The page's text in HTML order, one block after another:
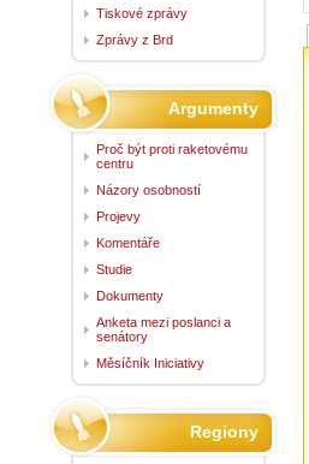
Tiskové zprávy
Zprávy z Brd
Argumenty
Proč být proti raketovému
centru
Názory osobností
Projevy
Komentáře
Studie
Dokumenty
Anketa mezi poslanci a
senátory
Měsíčník Iniciativy
Regiony